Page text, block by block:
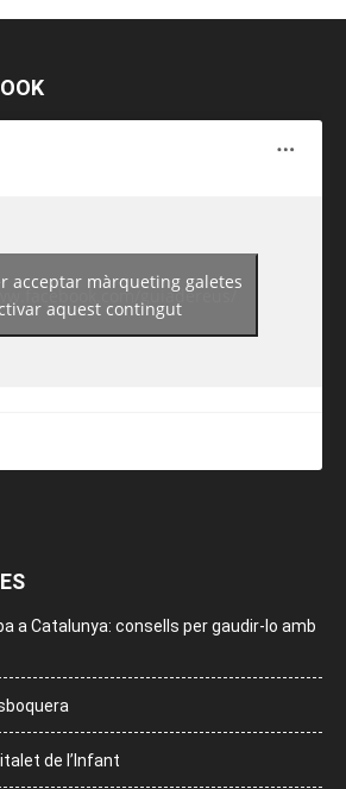
guiadereus/
acceptar màrqueting galetes
aquest contingut
a Catalunya: consells per gaudir-lo amb
de l’Infant